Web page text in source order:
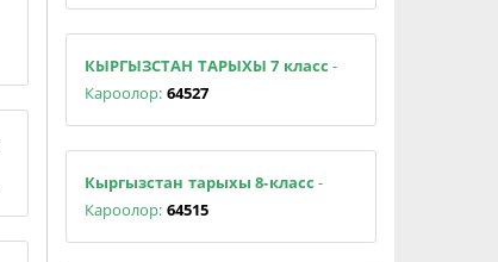
КЫРГЫЗСТАН ТАРЫХЫ 7 класс -
Кароолор: 64527
Кыргызстан тарыхы 8-класс -
Кароолор: 64515